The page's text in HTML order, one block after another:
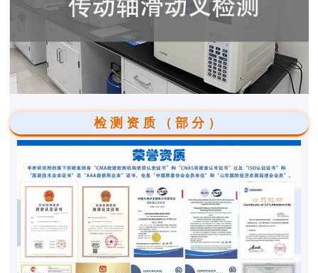
检测资质（部分）